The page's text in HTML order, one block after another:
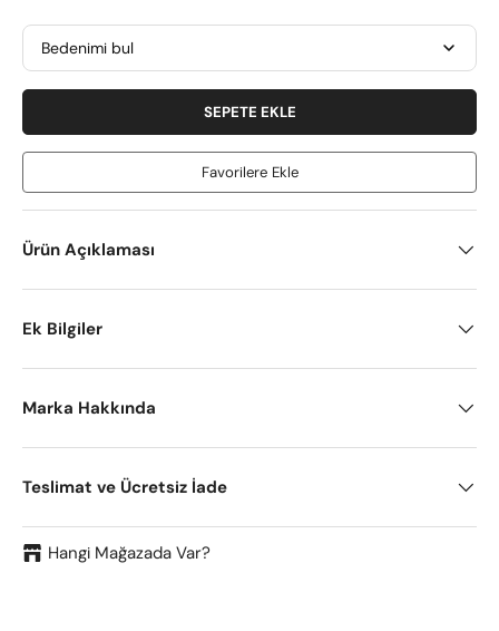
Bedenimi bul
SEPETE EKLE
Favorilere Ekle
Ürün Açıklaması
Ek Bilgiler
Marka Hakkında
Teslimat ve Ücretsiz İade
Hangi Mağazada Var?